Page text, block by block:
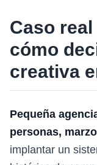
Caso
cómo
creativa
Pequeña
personas,
implantar un